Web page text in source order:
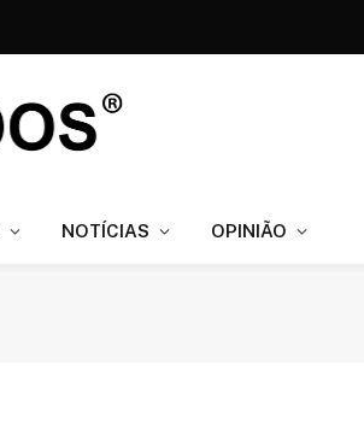
NOTÍCIAS OPINIÃO